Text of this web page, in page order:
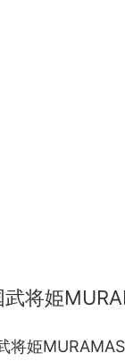
武将姫
将姫